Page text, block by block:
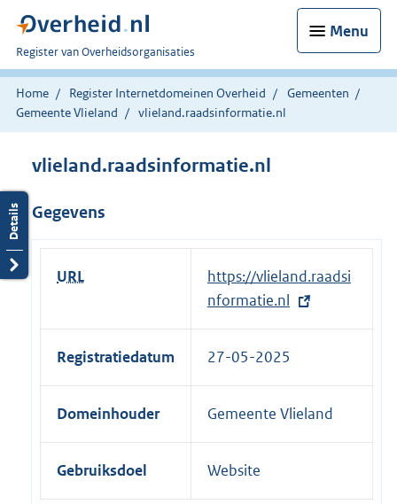
Menu
U
bent
nu
hier:
Register van Overheidsorganisaties
Home Register Internetdomeinen Overheid
Gemeenten
Gemeente Vlieland
vlieland.raadsinformatie.nl
vlieland.raadsinformatie.nl
Gegevens
URL
E
x
t
e
e
l
i
https://vlieland.raadsi
nformatie.nl
Registratiedatum 27-05-2025
Domeinhouder Gemeente Vlieland
Gebruiksdoel Website